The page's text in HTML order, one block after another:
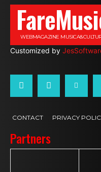
WEBMAGAZINE
Customized by
CONTACT PRIVACY
Partners